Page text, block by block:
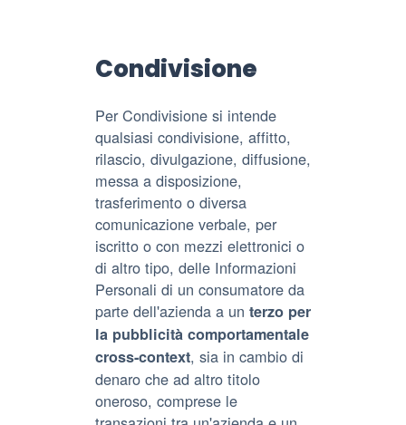
Condivisione
Per Condivisione si intende
qualsiasi condivisione, affitto,
rilascio, divulgazione, diffusione,
messa a disposizione,
trasferimento o diversa
comunicazione verbale, per
iscritto o con mezzi elettronici o
di altro tipo, delle Informazioni
Personali di un consumatore da
parte dell'azienda a un terzo per
la pubblicità comportamentale
cross-context, sia in cambio di
denaro che ad altro titolo
oneroso, comprese le